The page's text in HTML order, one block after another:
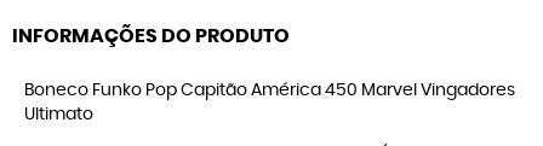
INFORMAÇÕES DO PRODUTO
Boneco Funko Pop Capitão América 450 Marvel Vingadores
Ultimato